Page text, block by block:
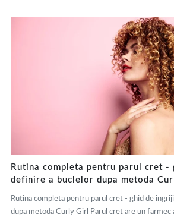
Rutina completa pentru parul cret
definire a buclelor dupa metoda
Rutina completa pentru parul cret - ghid de
dupa metoda Curly Girl Parul cret are un farmec